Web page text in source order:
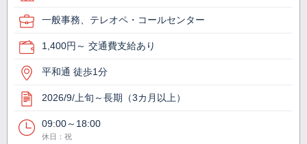
一般事務、テレオペ・コールセンター
1,400円～ 交通費支給あり
平和通 徒歩1分
2026/9/上旬～長期（3カ月以上）
09:00～18:00
休日：祝